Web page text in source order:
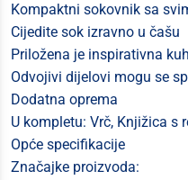
Kompaktni sokovnik sa
Cijedite sok izravno u čašu
Priložena je inspirativna
Odvojivi dijelovi mogu se
Dodatna oprema
U kompletu: Vrč, Knjižica s
Opće specifikacije
Značajke proizvoda: